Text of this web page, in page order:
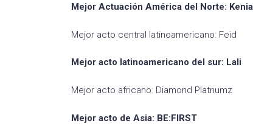
Mejor Actuación América del Norte: Kenia
Mejor acto central latinoamericano: Feid
Mejor acto latinoamericano del sur: Lali
Mejor acto africano: Diamond Platnumz
Mejor acto de Asia: BE:FIRST